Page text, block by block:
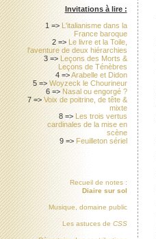
Invitations à lire :
1 => L'italianisme dans la
France baroque
2 => Le livre et la Toile,
l'aventure de deux hiérarchies
3 => Leçons des Morts &
Leçons de Ténèbres
4 =>Arabelle et Didon
5 =>Woyzeck le Chourineur
6 => Nasal ou engorgé ?
7 =>Voix de poitrine, de tête &
mixte
8 => Les trois vertus
cardinales de la mise en
scène
9 => Feuilleton sériel
Recueil de notes :
Diaire sur sol
Musique, domaine public
Les astuces de CSS